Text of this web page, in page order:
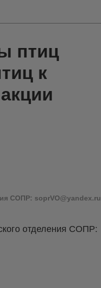
птиц
к
СОПР: soprVO@yandex.ru
отделения СОПР: